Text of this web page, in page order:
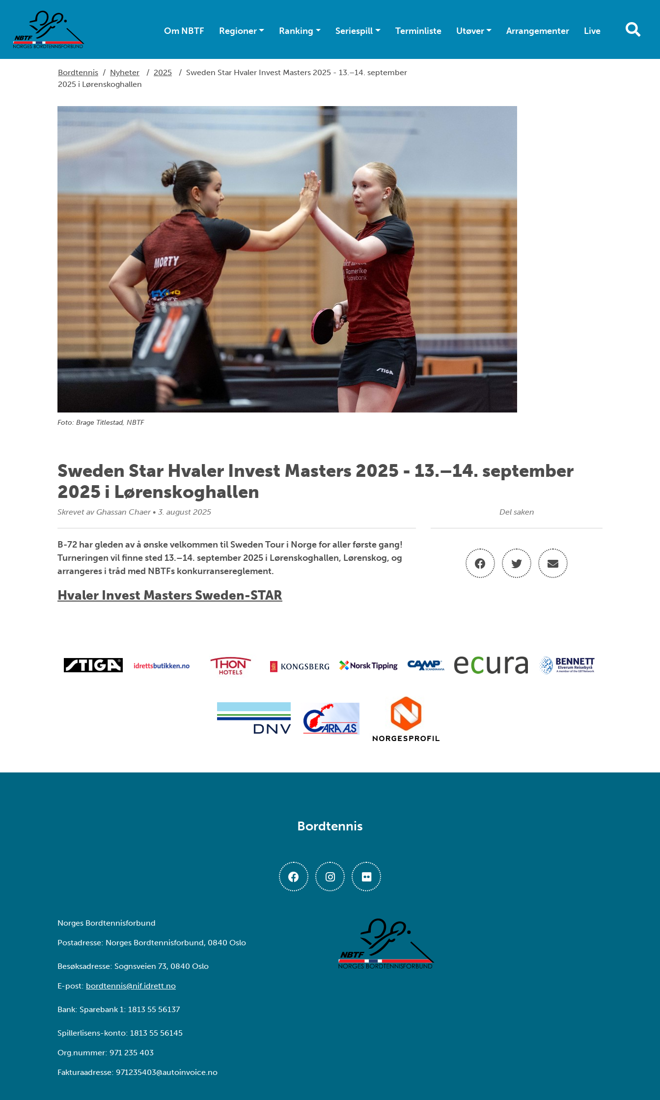
Om NBTF Regioner Ranking Seriespill Terminliste Utøver Arrangementer Live
Bordtennis / Nyheter / 2025 / Sweden Star Hvaler Invest Masters 2025 - 13.–14. september
2025 i Lørenskoghallen
Foto: Brage Titlestad, NBTF
Sweden Star Hvaler Invest Masters 2025 - 13.–14. september
2025 i Lørenskoghallen
Skrevet av Ghassan Chaer • 3. august 2025
B-72 har gleden av å ønske velkommen til Sweden Tour i Norge for aller første gang!
Turneringen vil finne sted 13.–14. september 2025 i Lørenskoghallen, Lørenskog, og
arrangeres i tråd med NBTFs konkurransereglement.
Hvaler Invest Masters Sweden-STAR
Del saken
Bordtennis
Norges Bordtennisforbund
Postadresse: Norges Bordtennisforbund, 0840 Oslo
Besøksadresse: Sognsveien 73, 0840 Oslo
E-post: bordtennis@nif.idrett.no
Bank: Sparebank 1: 1813 55 56137
Spillerlisens-konto: 1813 55 56145
Org.nummer: 971 235 403
Fakturaadresse: 971235403@autoinvoice.no